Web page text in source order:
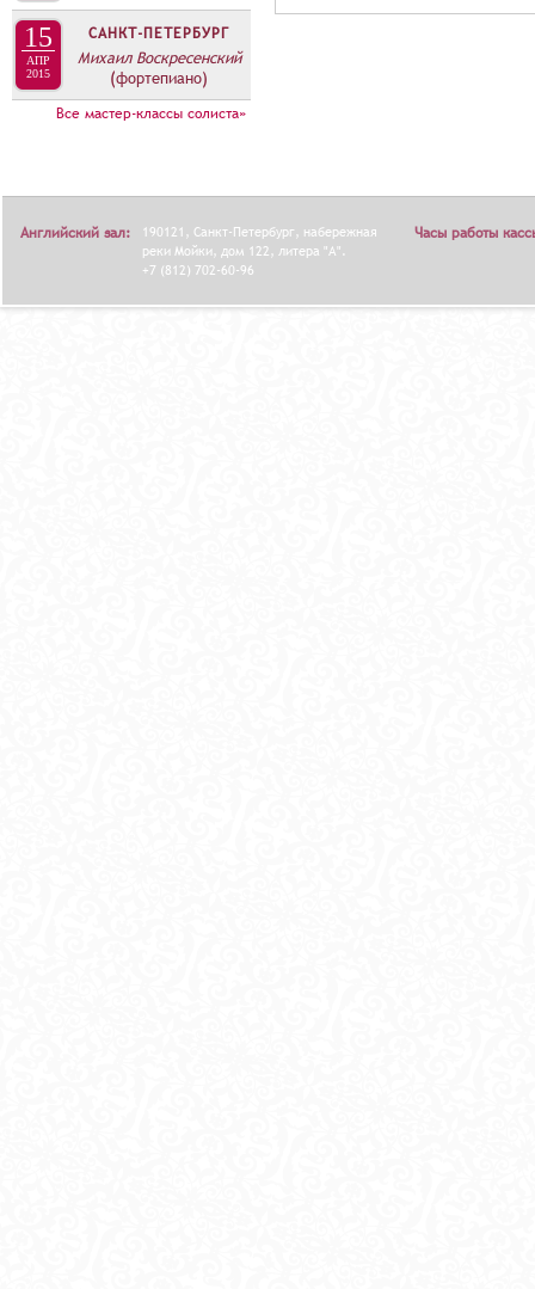
Я
15
АПР
2015
САНКТ-ПЕТЕРБУРГ
Михаил Воскресенский
(фортепиано)
Все мастер-классы солиста»
Английский зал:
190121, Санкт-Петербург, набережная
реки Мойки, дом 122, литера "А".
+7 (812) 702-60-96
Часы работы